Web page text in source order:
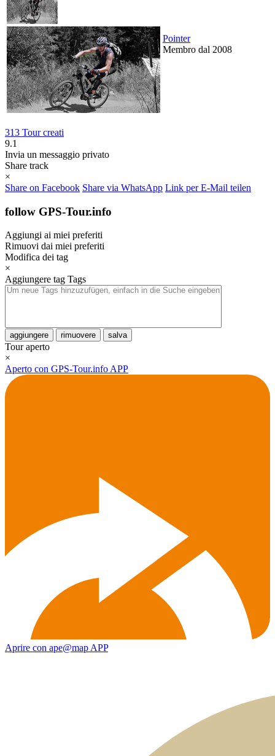
Pointer
Membro dal 2008
313 Tour creati
9.1
Invia un messaggio privato
Share track
×
Share on Facebook Share via WhatsApp Link per E-Mail teilen
follow GPS-Tour.info
Aggiungi ai miei preferiti
Rimuovi dai miei preferiti
Modifica dei tag
×
Aggiungere tag Tags
aggiungere rimuovere salva
Tour aperto
×
Aperto con GPS-Tour.info APP
Aprire con ape@map APP